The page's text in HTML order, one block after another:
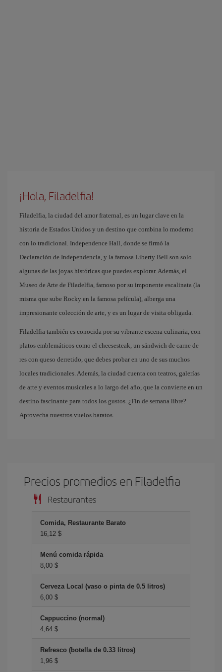
¡Hola, Filadelfia!
Filadelfia, la ciudad del amor fraternal, es un lugar clave en la
historia de Estados Unidos y un destino que combina lo moderno
con lo tradicional. Independence Hall, donde se firmó la
Declaración de Independencia, y la famosa Liberty Bell son solo
algunas de las joyas históricas que puedes explorar. Además, el
Museo de Arte de Filadelfia, famoso por su imponente escalinata (la
misma que sube Rocky en la famosa película), alberga una
impresionante colección de arte, y es un lugar de visita obligada.
Filadelfia también es conocida por su vibrante escena culinaria, con
platos emblemáticos como el cheesesteak, un sándwich de carne de
res con queso derretido, que debes probar en uno de sus muchos
locales tradicionales. Además, la ciudad cuenta con teatros, galerías
de arte y eventos musicales a lo largo del año, que la convierte en un
destino fascinante para todos los gustos. ¿Fin de semana libre?
Aprovecha nuestros vuelos baratos.
Precios promedios en Filadelfia
Restaurantes
Comida, Restaurante Barato
16,12 $
Menú comida rápida
8,00 $
Cerveza Local (vaso o pinta de 0.5 litros)
6,00 $
Cappuccino (normal)
4,64 $
Refresco (botella de 0.33 litros)
1,96 $